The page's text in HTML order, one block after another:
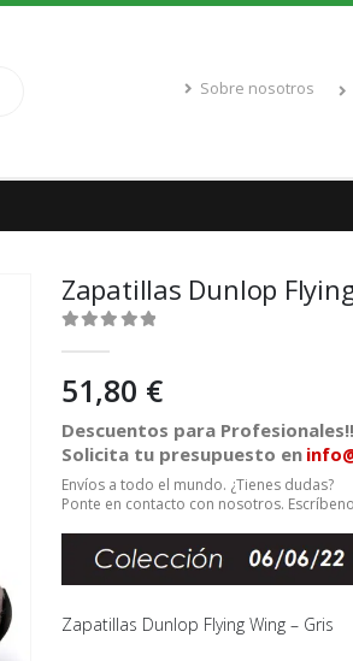
Sobre nosotros
Zapatillas Dunlop
51,80 €
Descuentos para Profesionales!!
Solicita tu presupuesto en
Envíos a todo el mundo. ¿Tienes dudas?
Ponte en contacto con nosotros.
Zapatillas Dunlop Flying Wing – Gris